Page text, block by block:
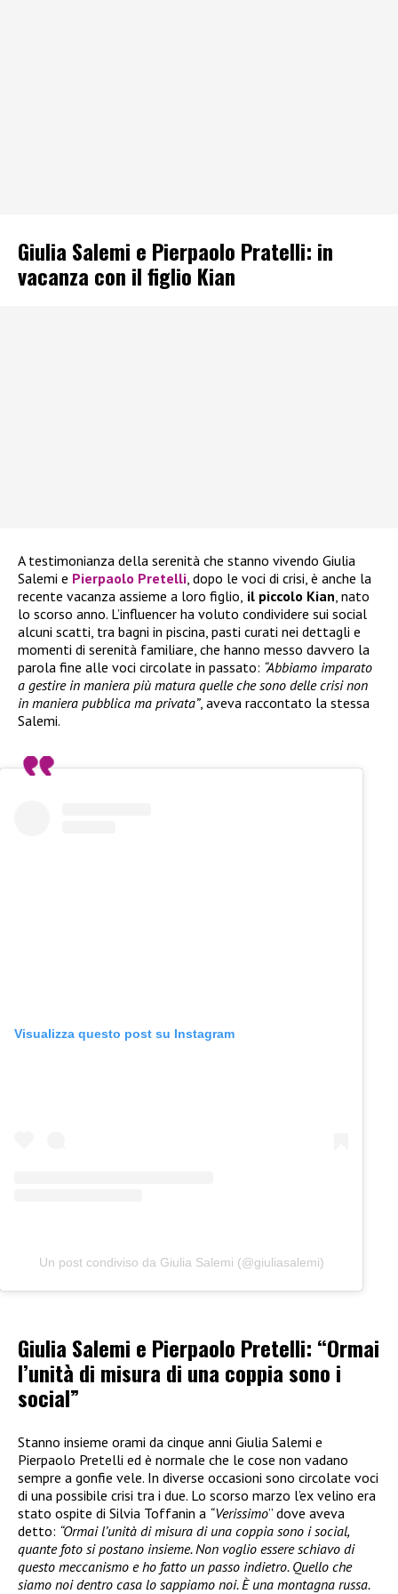
Giulia Salemi e Pierpaolo Pratelli: in
vacanza con il figlio Kian
A testimonianza della serenità che stanno vivendo Giulia
Salemi e Pierpaolo Pretelli, dopo le voci di crisi, è anche la
recente vacanza assieme a loro figlio, il piccolo Kian, nato
lo scorso anno. L’influencer ha voluto condividere sui social
alcuni scatti, tra bagni in piscina, pasti curati nei dettagli e
momenti di serenità familiare, che hanno messo davvero la
parola fine alle voci circolate in passato: “Abbiamo imparato
a gestire in maniera più matura quelle che sono delle crisi non
in maniera pubblica ma privata”, aveva raccontato la stessa
Salemi.
Visualizza questo post su Instagram
Un post condiviso da Giulia Salemi (@giuliasalemi)
Giulia Salemi e Pierpaolo Pretelli: “Ormai
l’unità di misura di una coppia sono i
social”
Stanno insieme orami da cinque anni Giulia Salemi e
Pierpaolo Pretelli ed è normale che le cose non vadano
sempre a gonfie vele. In diverse occasioni sono circolate voci
di una possibile crisi tra i due. Lo scorso marzo l’ex velino era
stato ospite di Silvia Toffanin a “Verissimo” dove aveva
detto: “Ormai l’unità di misura di una coppia sono i social,
quante foto si postano insieme. Non voglio essere schiavo di
questo meccanismo e ho fatto un passo indietro. Quello che
siamo noi dentro casa lo sappiamo noi. È una montagna russa.